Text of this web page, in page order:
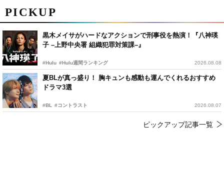
PICKUP
黒木メイサがハードなアクションで刑事役を熱演！『八神瑛
子 –上野中央署 組織犯罪対策課–』
#Hulu #Hulu週間ランキング 2026.08.08
夏BLが真っ盛り！ 胸キュンも感動も運んでくれるおすすめ
ドラマ3選
#BL #コントラスト 2026.08.07
ピックアップ記事一覧